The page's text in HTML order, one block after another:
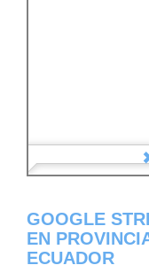
GOOGLE
EN
ECUADOR